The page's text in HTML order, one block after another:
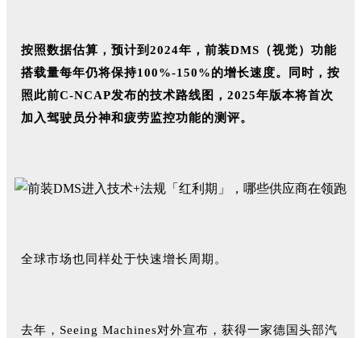
按照数据估算，预计到2024年，前装DMS（视觉）功能
搭载量每年仍将保持100%-150%的增长速度。同时，按
照此前C-NCAP发布的技术路线图，2025年版本将首次
加入驾驶员分神和疲劳监控功能的测评。
全球市场也同样处于快速增长周期。
去年，Seeing Machines对外宣布，获得一家德国头部汽